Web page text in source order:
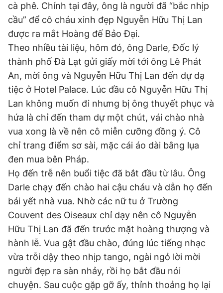
cà phê. Chính tại đây, ông là người đã “bắc nhịp
cầu” để cô cháu xinh đẹp Nguyễn Hữu Thị Lan
được ra mắt Hoàng đế Bảo Đại.
Theo nhiều tài liệu, hôm đó, ông Darle, Đốc lý
thành phố Đà Lạt gửi giấy mời tới ông Lê Phát
An, mời ông và Nguyễn Hữu Thị Lan đến dự dạ
tiệc ở Hotel Palace. Lúc đầu cô Nguyễn Hữu Thị
Lan không muốn đi nhưng bị ông thuyết phục và
hứa là chỉ đến tham dự một chút, vái chào nhà
vua xong là về nên cô miễn cưỡng đồng ý. Cô
chỉ trang điểm sơ sài, mặc cái áo dài bằng lụa
đen mua bên Pháp.
Họ đến trễ nên buổi tiệc đã bắt đầu từ lâu. Ông
Darle chạy đến chào hai cậu cháu và dẫn họ đến
bái yết nhà vua. Nhờ các nữ tu ở Trường
Couvent des Oiseaux chỉ dạy nên cô Nguyễn
Hữu Thị Lan đã đến trước mặt hoàng thượng và
hành lễ. Vua gật đầu chào, đúng lúc tiếng nhạc
vừa trỗi dậy theo nhịp tango, ngài ngỏ lời mời
người đẹp ra sàn nhảy, rồi họ bắt đầu nói
chuyện. Sau cuộc gặp gỡ ấy, thỉnh thoảng họ lại